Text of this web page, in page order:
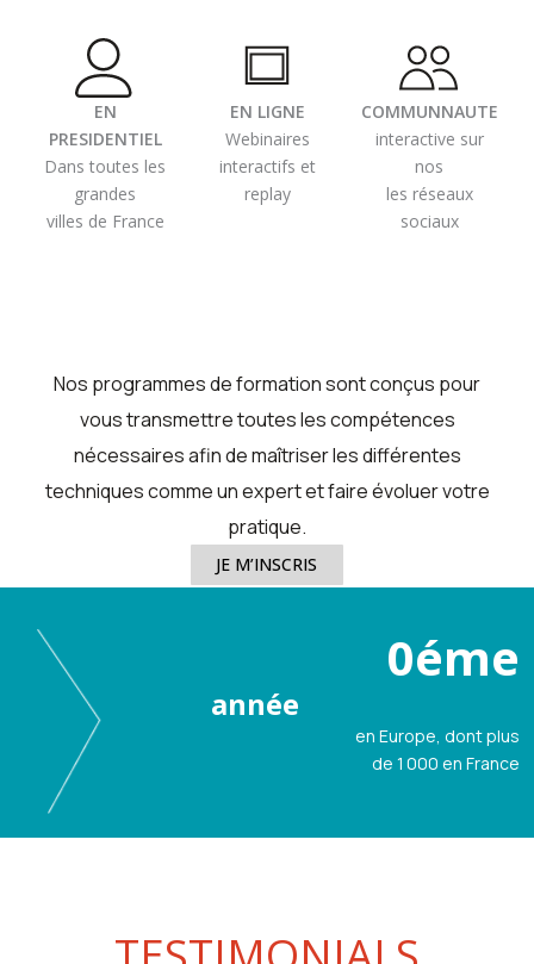
EN
PRESIDENTIEL
Dans toutes les
grandes
villes de France
EN LIGNE
Webinaires
interactifs et
replay
COMMUNNAUTE
interactive sur
nos
les réseaux
sociaux
Nos programmes de formation sont conçus pour
vous transmettre toutes les compétences
nécessaires afin de maîtriser les différentes
techniques comme un expert et faire évoluer votre
pratique.
JE M’INSCRIS
année